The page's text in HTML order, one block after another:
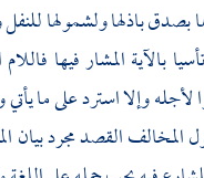
باذلها ولشمولها
بالآية المشار فيها
وإلا استرد على ما
المخالف القصد مجرد